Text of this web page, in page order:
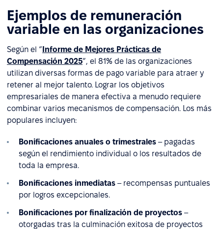
Ejemplos de remuneración
variable en las organizaciones
Según el “ Informe de Mejores Prácticas de
Compensación 2025”, el 81% de las organizaciones
utilizan diversas formas de pago variable para atraer y
retener al mejor talento. Lograr los objetivos
empresariales de manera efectiva a menudo requiere
combinar varios mecanismos de compensación. Los más
populares incluyen:
Bonificaciones anuales o trimestrales – pagadas
según el rendimiento individual o los resultados de
toda la empresa.
Bonificaciones inmediatas – recompensas puntuales
por logros excepcionales.
Bonificaciones por finalización de proyectos –
otorgadas tras la culminación exitosa de proyectos